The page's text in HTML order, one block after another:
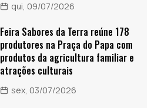
qui, 09/07/2026
Feira Sabores da Terra reúne 178
produtores na Praça do Papa com
produtos da agricultura familiar e
atrações culturais
sex, 03/07/2026